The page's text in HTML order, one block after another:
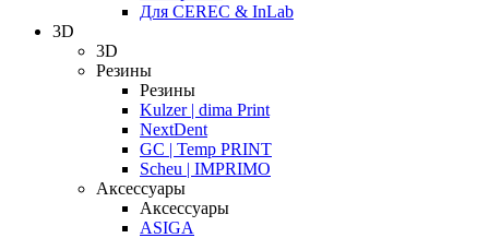
Для CEREC & InLab
3D
3D
Резины
Резины
Kulzer | dima Print
NextDent
GC | Temp PRINT
Scheu | IMPRIMO
Аксессуары
Аксессуары
ASIGA